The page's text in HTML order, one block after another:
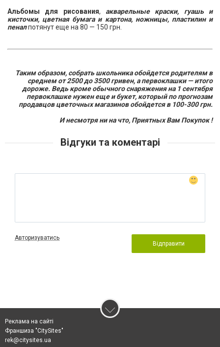
Альбомы для рисования, акварельные краски, гуашь и
кисточки, цветная бумага и картона, ножницы, пластилин и
пеналпотянут еще на 80 — 150 грн.
Таким образом, собрать школьника обойдется родителям в
среднем от 2500 до 3500 гривен, а первоклашки — итого
дороже. Ведь кроме обычного снаряжения на 1 сентября
первоклашке нужен еще и букет, который по прогнозам
продавцов цветочных магазинов обойдется в 100-300 грн.
И несмотря ни на что, Приятных Вам Покупок !
Відгуки та коментарі
Авторизуватись
Відправити
Реклама на сайті
Франшиза "CitySites"
rek@citysites.ua